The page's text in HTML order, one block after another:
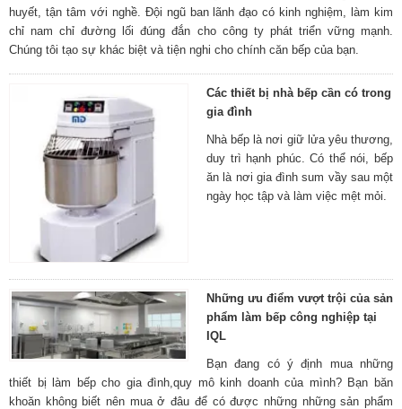
huyết, tận tâm với nghề. Đội ngũ ban lãnh đạo có kinh nghiệm, làm kim
chỉ nam chỉ đường lối đúng đắn cho công ty phát triển vững mạnh.
Chúng tôi tạo sự khác biệt và tiện nghi cho chính căn bếp của bạn.
Các thiết bị nhà bếp cần có trong
gia đình
Nhà bếp là nơi giữ lửa yêu thương,
duy trì hạnh phúc. Có thể nói, bếp
ăn là nơi gia đình sum vầy sau một
ngày học tập và làm việc mệt mỏi.
Những ưu điểm vượt trội của sản
phẩm làm bếp công nghiệp tại
IQL
Bạn đang có ý định mua những
thiết bị làm bếp cho gia đình,quy mô kinh doanh của mình? Bạn băn
khoăn không biết nên mua ở đâu để có được những những sản phẩm